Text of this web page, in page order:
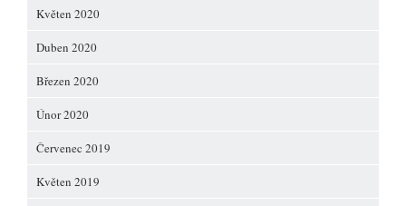
Květen 2020
Duben 2020
Březen 2020
Únor 2020
Červenec 2019
Květen 2019